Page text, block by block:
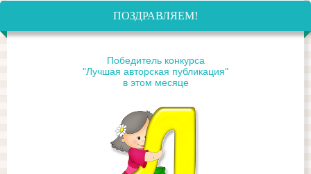
ПОЗДРАВЛЯЕМ!
Победитель конкурса
"Лучшая авторская публикация"
в этом месяце